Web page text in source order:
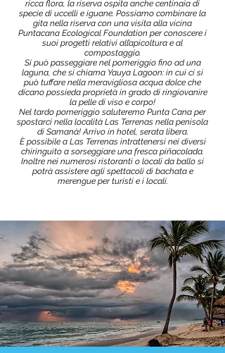
ricca flora, la riserva ospita anche centinaia di
specie di uccelli e iguane. Possiamo combinare la
gita nella riserva con una visita alla vicina
Puntacana Ecological Foundation per conoscere i
suoi progetti relativi all’apicoltura e al
compostaggio.
Si può passeggiare nel pomeriggio fino ad una
laguna, che si chiama Yauya Lagoon: in cui ci si
può tuffare nella meravigliosa acqua dolce che
dicano possieda proprietà in grado di ringiovanire
la pelle di viso e corpo!
Nel tardo pomeriggio saluteremo Punta Cana per
spostarci nella località Las Terrenas nella penisola
di Samanà! Arrivo in hotel, serata libera.
È possibile a Las Terrenas intrattenersi nei diversi
chiringuito a sorseggiare una fresca piñacolada.
Inoltre nei numerosi ristoranti o locali da ballo si
potrà assistere agli spettacoli di bachata e
merengue per turisti e i locali.